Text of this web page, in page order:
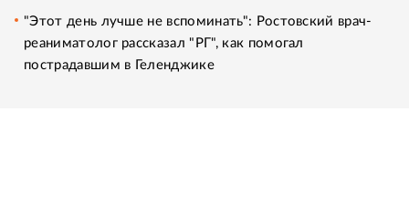
"Этот день лучше не вспоминать": Ростовский врач-
реаниматолог рассказал "РГ", как помогал
пострадавшим в Геленджике